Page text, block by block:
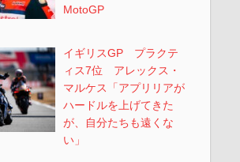
MotoGP
イギリスGP プラクテ
ィス7位 アレックス・
マルケス「アプリリアが
ハードルを上げてきた
が、自分たちも遠くな
い」